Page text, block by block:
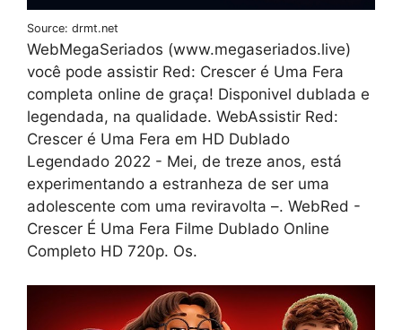
Source: drmt.net
WebMegaSeriados (www.megaseriados.live)
você pode assistir Red: Crescer é Uma Fera
completa online de graça! Disponivel dublada e
legendada, na qualidade. WebAssistir Red:
Crescer é Uma Fera em HD Dublado
Legendado 2022 - Mei, de treze anos, está
experimentando a estranheza de ser uma
adolescente com uma reviravolta –. WebRed -
Crescer É Uma Fera Filme Dublado Online
Completo HD 720p. Os.